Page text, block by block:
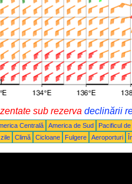
sub rezerva declinării
Centrală America de Sud Pacificul
Climă Cicloane Fulgere Aeroporturi